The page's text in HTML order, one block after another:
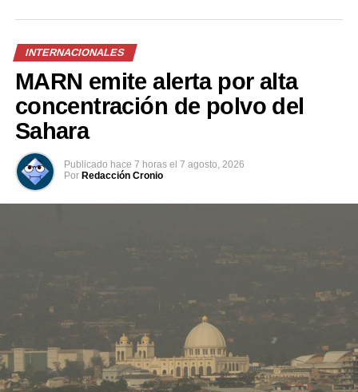
salvadoreño, dialogó con el Presidente Abelardo de la
Espriella, a quien envió un afectuoso saludo de parte del
Presidente Bukele y expresó sus mejores deseos al
asumir esta nueva responsabilidad al frente de la nación
colombiana.
INTERNACIONALES
MARN emite alerta por alta
concentración de polvo del
Sahara
Publicado hace 7 horas el 7 agosto, 2026
Por Redacción Cronio